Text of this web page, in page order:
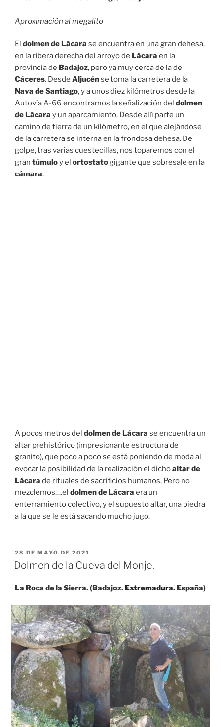
Aproximación al megalito
El dolmen de Lácara se encuentra en una gran dehesa,
en la ribera derecha del arroyo de Lácara en la
provincia de Badajoz, pero ya muy cerca de la de
Cáceres. Desde Aljucénse toma la carretera de la
Nava de Santiago, y a unos diez kilómetros desde la
Autovía A-66 encontramos la señalización del dolmen
de Lácara y un aparcamiento. Desde allí parte un
camino de tierra de un kilómetro, en el que alejándose
de la carretera se interna en la frondosa dehesa. De
golpe, tras varias cuestecillas, nos toparemos con el
gran túmuloy el ortostatogigante que sobresale en la
cámara.
A pocos metros del dolmen de Lácara se encuentra un
altar prehistórico (impresionante estructura de
granito), que poco a poco se está poniendo de moda al
evocar la posibilidad de la realización el dichoaltar de
Lácara de rituales de sacrificios humanos. Pero no
mezclemos….el dolmen de Lácara era un
enterramiento colectivo, y el supuesto altar, una piedra
a la que se le está sacando mucho jugo.
PUBLICADO
EL
28 DE MAYO DE 2021
Dolmen de la Cueva del Monje.
La Roca de la Sierra. (Badajoz. Extremadura. España)